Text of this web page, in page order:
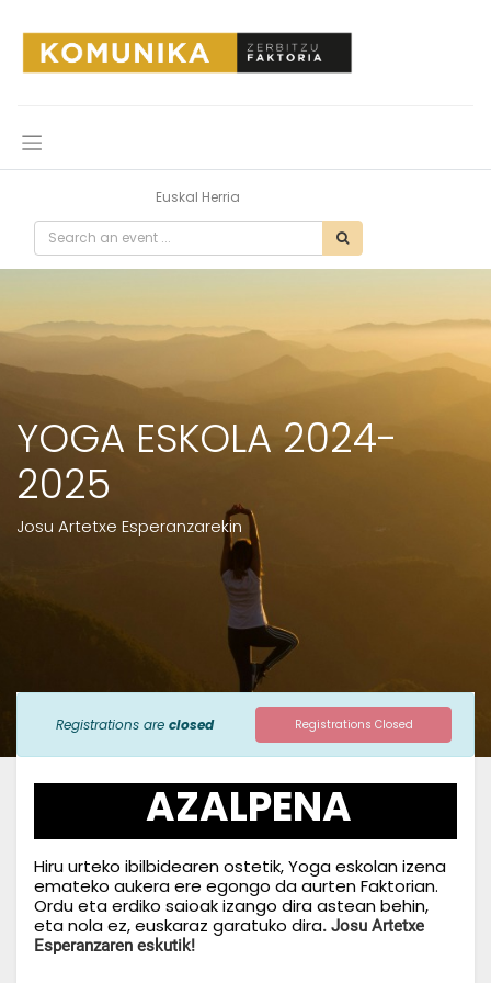
Euskal Herria
YOGA ESKOLA 2024-
2025
Josu Artetxe Esperanzarekin
Registrations are closed Registrations Closed
AZALPENA
Hiru urteko ibilbidearen ostetik, Yoga eskolan izena
emateko aukera ere egongo da aurten Faktorian.
Ordu eta erdiko saioak izango dira astean behin,
eta nola ez, euskaraz garatuko dira. Josu Artetxe
Esperanzaren eskutik!